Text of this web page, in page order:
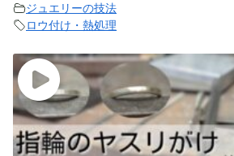
ジュエリーの技法
ロウ付け・熱処理